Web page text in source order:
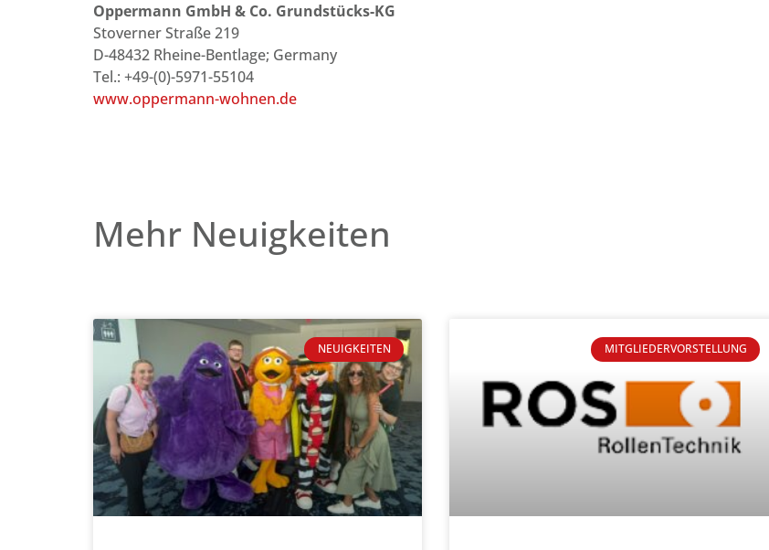
Oppermann GmbH & Co. Grundstücks-KG
Stoverner Straße 219
D-48432 Rheine-Bentlage; Germany
Tel.: +49-(0)-5971-55104
www.oppermann-wohnen.de
Mehr Neuigkeiten
NEUIGKEITEN MITGLIEDERVORSTELLUNG